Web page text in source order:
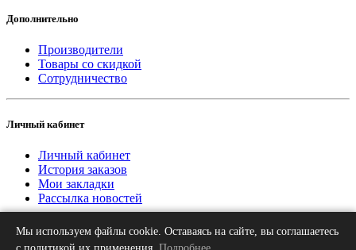
Дополнительно
Производители
Товары со скидкой
Сотрудничество
Личный кабинет
Личный кабинет
История заказов
Мои закладки
Рассылка новостей
2013-2026 © «Рифар Москва»
О нас Оплата Доставка Контакты
Мы используем файлы cookie. Оставаясь на сайте, вы соглашаетесь